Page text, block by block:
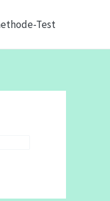
Test